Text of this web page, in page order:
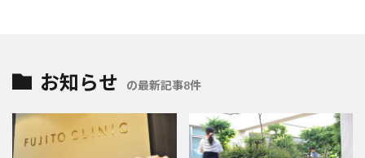
お知らせ の最新記事8件